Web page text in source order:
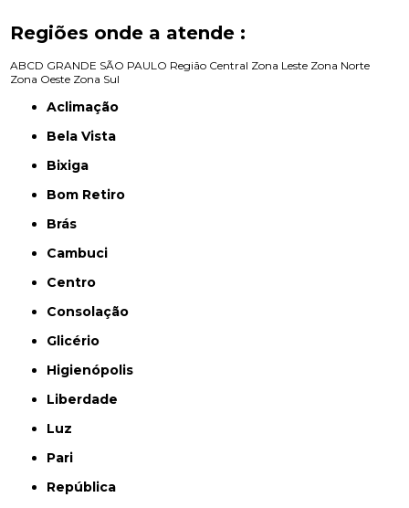
Regiões onde a atende :
ABCD GRANDE SÃO PAULO Região Central Zona Leste Zona Norte
Zona Oeste Zona Sul
Aclimação
Bela Vista
Bixiga
Bom Retiro
Brás
Cambuci
Centro
Consolação
Glicério
Higienópolis
Liberdade
Luz
Pari
República